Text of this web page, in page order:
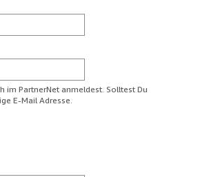
im PartnerNet anmeldest. Solltest Du
E-Mail Adresse.